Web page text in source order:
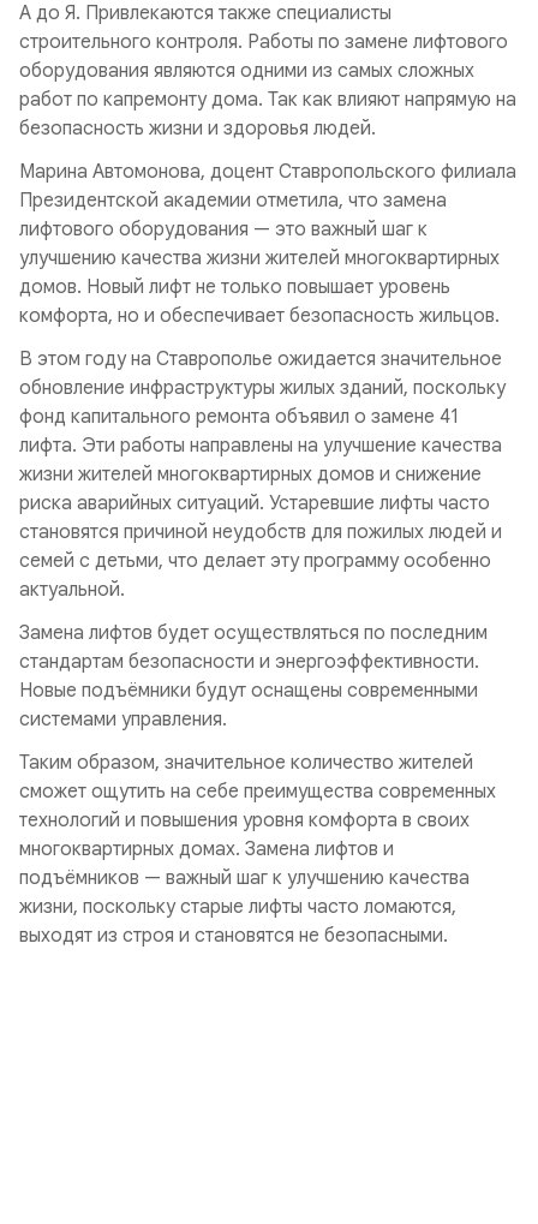
А до Я. Привлекаются также специалисты
строительного контроля. Работы по замене лифтового
оборудования являются одними из самых сложных
работ по капремонту дома. Так как влияют напрямую на
безопасность жизни и здоровья людей.
Марина Автомонова, доцент Ставропольского филиала
Президентской академии отметила, что замена
лифтового оборудования — это важный шаг к
улучшению качества жизни жителей многоквартирных
домов. Новый лифт не только повышает уровень
комфорта, но и обеспечивает безопасность жильцов.
В этом году на Ставрополье ожидается значительное
обновление инфраструктуры жилых зданий, поскольку
фонд капитального ремонта объявил о замене 41
лифта. Эти работы направлены на улучшение качества
жизни жителей многоквартирных домов и снижение
риска аварийных ситуаций. Устаревшие лифты часто
становятся причиной неудобств для пожилых людей и
семей с детьми, что делает эту программу особенно
актуальной.
Замена лифтов будет осуществляться по последним
стандартам безопасности и энергоэффективности.
Новые подъёмники будут оснащены современными
системами управления.
Таким образом, значительное количество жителей
сможет ощутить на себе преимущества современных
технологий и повышения уровня комфорта в своих
многоквартирных домах. Замена лифтов и
подъёмников — важный шаг к улучшению качества
жизни, поскольку старые лифты часто ломаются,
выходят из строя и становятся не безопасными.